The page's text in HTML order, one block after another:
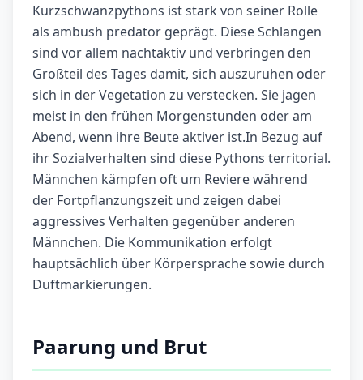
Kurzschwanzpythons ist stark von seiner Rolle
als ambush predator geprägt. Diese Schlangen
sind vor allem nachtaktiv und verbringen den
Großteil des Tages damit, sich auszuruhen oder
sich in der Vegetation zu verstecken. Sie jagen
meist in den frühen Morgenstunden oder am
Abend, wenn ihre Beute aktiver ist.In Bezug auf
ihr Sozialverhalten sind diese Pythons territorial.
Männchen kämpfen oft um Reviere während
der Fortpflanzungszeit und zeigen dabei
aggressives Verhalten gegenüber anderen
Männchen. Die Kommunikation erfolgt
hauptsächlich über Körpersprache sowie durch
Duftmarkierungen.
Paarung und Brut